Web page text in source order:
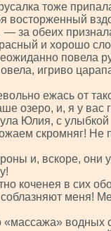
тоже
восторженный
за обеих
и хорошо
повела
игриво
ежась от
озеро, и, я у вас
Юлия, с улыбкой
скромняг! Не
и, вскоре, они
коченея в сих
меня!
водных